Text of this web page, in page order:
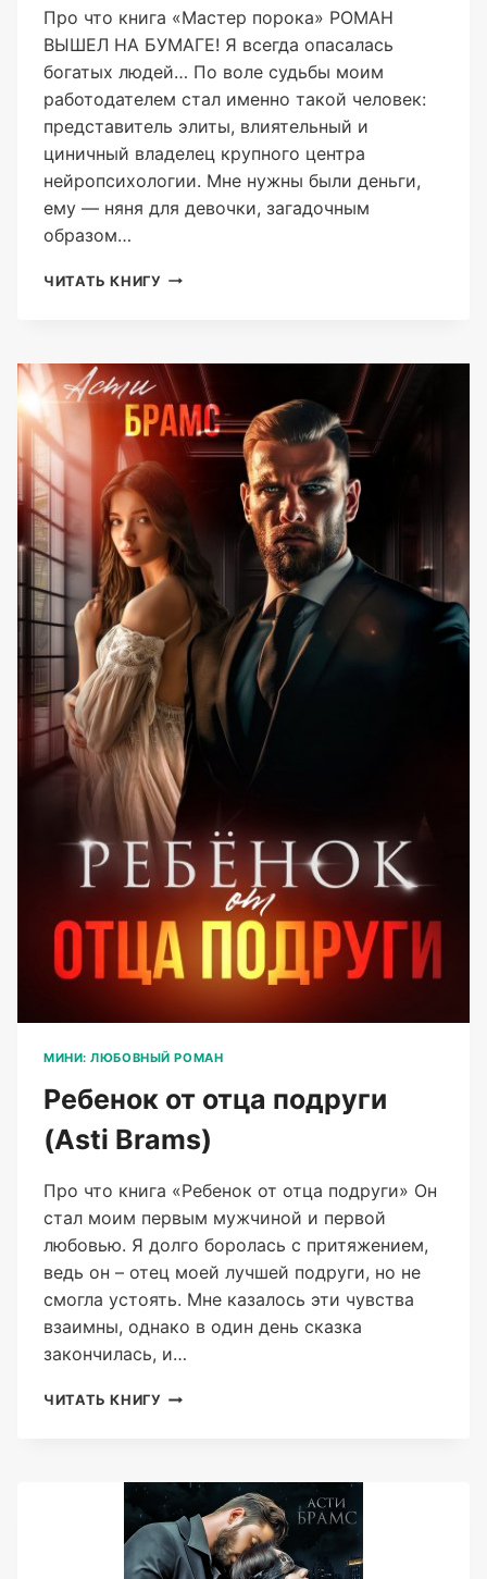
Про что книга «Мастер порока» РОМАН
ВЫШЕЛ НА БУМАГЕ! Я всегда опасалась
богатых людей… По воле судьбы моим
работодателем стал именно такой человек:
представитель элиты, влиятельный и
циничный владелец крупного центра
нейропсихологии. Мне нужны были деньги,
ему — няня для девочки, загадочным
образом…
ЧИТАТЬ КНИГУ МАСТЕР
МИНИ: ЛЮБОВНЫЙ РОМАН
Ребенок от отца подруги
(Asti Brams)
Про что книга «Ребенок от отца подруги» Он
стал моим первым мужчиной и первой
любовью. Я долго боролась с притяжением,
ведь он – отец моей лучшей подруги, но не
смогла устоять. Мне казалось эти чувства
взаимны, однако в один день сказка
закончилась, и…
ЧИТАТЬ КНИГУ РЕБЕНОК
(ASTI
BRAMS)